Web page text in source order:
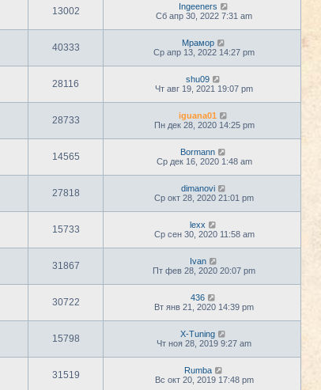
13002
Ingeeners
Сб апр 30, 2022 7:31 am
40333
Мрамор
Ср апр 13, 2022 14:27 pm
28116
shu09
Чт авг 19, 2021 19:07 pm
28733
iguana01
Пн дек 28, 2020 14:25 pm
14565
Bormann
Ср дек 16, 2020 1:48 am
27818
dimanovi
Ср окт 28, 2020 21:01 pm
15733
lexx
Ср сен 30, 2020 11:58 am
31867
Ivan
Пт фев 28, 2020 20:07 pm
30722
436
Вт янв 21, 2020 14:39 pm
15798
X-Tuning
Чт ноя 28, 2019 9:27 am
31519
Rumba
Вс окт 20, 2019 17:48 pm